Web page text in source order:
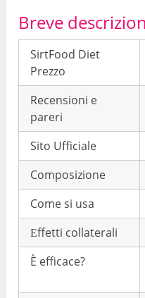
Breve
SirtFood Diet
Prezzo
Recensioni e
pareri
Sito Ufficiale
Composizione
Come si usa
Еffetti collaterali
È efficace?